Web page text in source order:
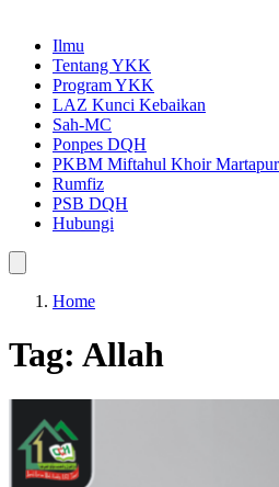
Tentang YKK
Program YKK
LAZ Kunci Kebaikan
Sah-MC
Ponpes DQH
PKBM Miftahul Khoir Martapura
Rumfiz
PSB DQH
Hubungi
Tag: Allah